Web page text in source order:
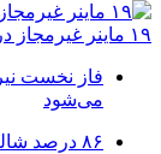
۱۹ ماینر غیرمجاز در مازندران از مدار خارج شد
می‌شود
۸۶ درصد شالیزارها به‌صورت مکانیزه نشاءکاری می‌شوند